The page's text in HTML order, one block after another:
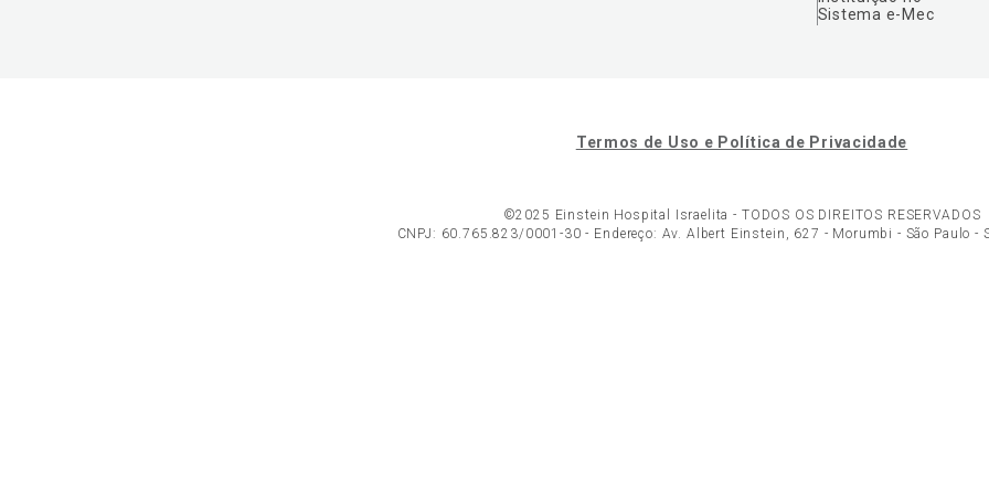
Sistema e-Mec
Termos de Uso e Política de Privacidade
©2025 Einstein Hospital Israelita - TODOS OS DIREITOS RESERVADOS
CNPJ: 60.765.823/0001-30 - Endereço: Av. Albert Einstein, 627 - Morumbi - São Paulo -